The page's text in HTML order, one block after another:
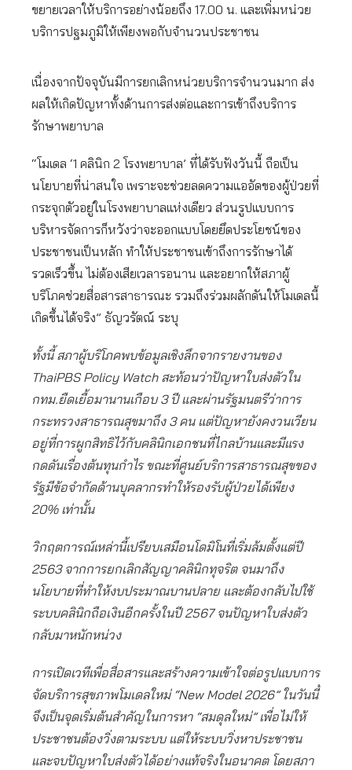
ขยายเวลาให้บริการอย่างน้อยถึง 17.00 น. และเพิ่มหน่วย
บริการปฐมภูมิให้เพียงพอกับจำนวนประชาชน
เนื่องจากปัจจุบันมีการยกเลิกหน่วยบริการจำนวนมาก ส่ง
ผลให้เกิดปัญหาทั้งด้านการส่งต่อและการเข้าถึงบริการ
รักษาพยาบาล
“โมเดล ‘1 คลินิก 2 โรงพยาบาล’ ที่ได้รับฟังวันนี้ ถือเป็น
นโยบายที่น่าสนใจ เพราะจะช่วยลดความแออัดของผู้ป่วยที่
กระจุกตัวอยู่ในโรงพยาบาลแห่งเดียว ส่วนรูปแบบการ
บริหารจัดการก็หวังว่าจะออกแบบโดยยึดประโยชน์ของ
ประชาชนเป็นหลัก ทำให้ประชาชนเข้าถึงการรักษาได้
รวดเร็วขึ้น ไม่ต้องเสียเวลารอนาน และอยากให้สภาผู้
บริโภคช่วยสื่อสารสาธารณะ รวมถึงร่วมผลักดันให้โมเดลนี้
เกิดขึ้นได้จริง” ธัญวรัตณ์ ระบุ
ทั้งนี้ สภาผู้บริโภคพบข้อมูลเชิงลึกจากรายงานของ
ThaiPBS Policy Watch สะท้อนว่าปัญหาใบส่งตัวใน
กทม.ยืดเยื้อมานานเกือบ 3 ปี และผ่านรัฐมนตรีว่าการ
กระทรวงสาธารณสุขมาถึง 3 คน แต่ปัญหายังคงวนเวียน
อยู่ที่การผูกสิทธิไว้กับคลินิกเอกชนที่ไกลบ้านและมีแรง
กดดันเรื่องต้นทุนกำไร ขณะที่ศูนย์บริการสาธารณสุขของ
รัฐมีข้อจำกัดด้านบุคลากรทำให้รองรับผู้ป่วยได้เพียง
20% เท่านั้น
วิกฤตการณ์เหล่านี้เปรียบเสมือนโดมิโนที่เริ่มล้มตั้งแต่ปี
2563 จากการยกเลิกสัญญาคลินิกทุจริต จนมาถึง
นโยบายที่ทำให้งบประมาณบานปลาย และต้องกลับไปใช้
ระบบคลินิกถือเงินอีกครั้งในปี 2567 จนปัญหาใบส่งตัว
กลับมาหนักหน่วง
การเปิดเวทีเพื่อสื่อสารและสร้างความเข้าใจต่อรูปแบบการ
จัดบริการสุขภาพโมเดลใหม่ “New Model 2026” ในวันนี้
จึงเป็นจุดเริ่มต้นสำคัญในการหา “สมดุลใหม่” เพื่อไม่ให้
ประชาชนต้องวิ่งตามระบบ แต่ให้ระบบวิ่งหาประชาชน
และจบปัญหาใบส่งตัวได้อย่างแท้จริงในอนาคต โดยสภา